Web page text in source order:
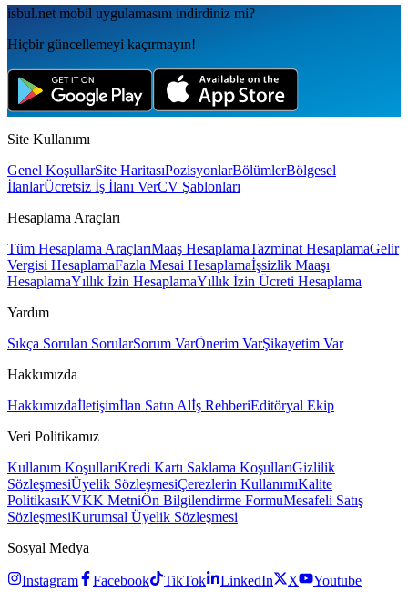
isbul.net mobil uygulamаsını indirdiniz mi?
Hiçbir güncellemeyi kaçırmayın!
Site Kullanımı
Genel KoşullarSite HaritasıPozisyonlarBölümlerBölgesel
İlanlarÜcretsiz İş İlanı VerCV Şablonları
Hesaplama Araçları
Tüm Hesaplama AraçlarıMaaş HesaplamaTazminat HesaplamaGelir
Vergisi HesaplamaFazla Mesai Hesaplamaİşsizlik Maaşı
HesaplamaYıllık İzin HesaplamaYıllık İzin Ücreti Hesaplama
Yardım
Sıkça Sorulan SorularSorum VarÖnerim VarŞikayetim Var
Hakkımızda
Hakkımızdaİletişimİlan Satın Alİş RehberiEditöryal Ekip
Veri Politikamız
Kullanım KoşullarıKredi Kartı Saklama KoşullarıGizlilik
SözleşmesiÜyelik SözleşmesiÇerezlerin KullanımıKalite
PolitikasıKVKK MetniÖn Bilgilendirme FormuMesafeli Satış
SözleşmesiKurumsal Üyelik Sözleşmesi
Sosyal Medya
Instagram Facebook TikTok LinkedIn X
Youtube